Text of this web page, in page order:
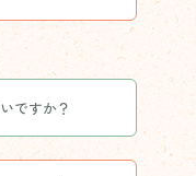
ですか？